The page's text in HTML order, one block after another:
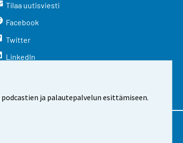
ja palautepalvelun esittämiseen.
Tilaa uutisviesti
Facebook
Twitter
LinkedIn